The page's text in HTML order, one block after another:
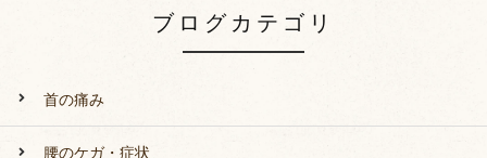
ブログカテゴリ
首の痛み
腰のケガ・症状